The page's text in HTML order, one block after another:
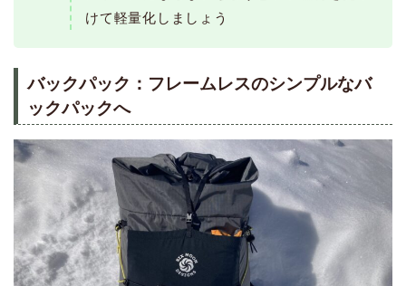
けて軽量化しましょう
バックパック：フレームレスのシンプルなバ
ックパックへ